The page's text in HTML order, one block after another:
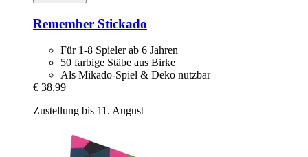
Remember Stickado
Für 1-8 Spieler ab 6 Jahren
50 farbige Stäbe aus Birke
Als Mikado-Spiel & Deko nutzbar
€ 38,99
Zustellung bis 11. August